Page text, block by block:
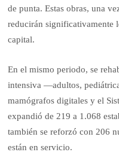
de punta. Estas obras, una
reducirán significativamente
capital.
En el mismo periodo, se
intensiva —adultos,
mamógrafos digitales y el
expandió de 219 a 1.068
también se reforzó con 206
están en servicio.